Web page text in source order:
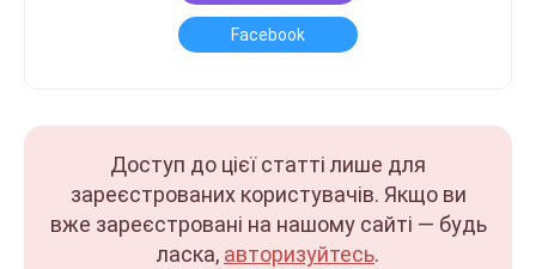
Facebook
Доступ до цієї статті лише для
зареєстрованих користувачів. Якщо ви
вже зареєстровані на нашому сайті — будь
ласка, авторизуйтесь.